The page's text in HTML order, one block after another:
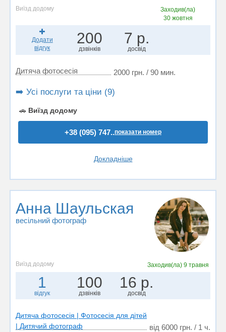
Виїзд додому
Заходив(ла)
30 жовтня
Додати
відгук
200
дзвінків
7 р.
досвід
Дитяча фотосесія 2000 грн. / 90 мин.
➡️ Усі послуги та ціни (9)
🚗 Виїзд додому
+38 (095) 747..показати номер
Докладніше
Анна Шаульская
весільний фотограф
Виїзд додому Заходив(ла) 9 травня
1
відгук
100
дзвінків
16 р.
досвід
Дитяча фотосесія | Фотосесія для дітей
| Дитячий фотограф
від 6000 грн. / 1 ч.